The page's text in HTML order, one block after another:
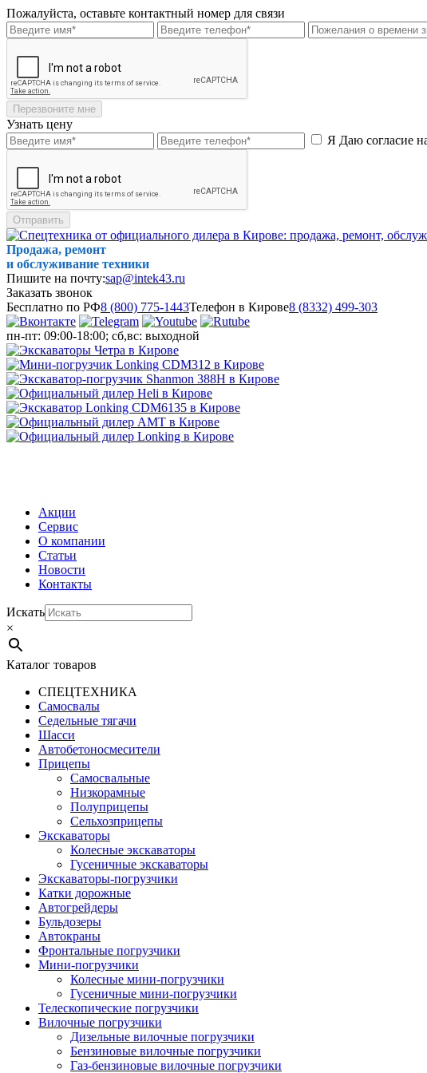
Пожалуйста, оставьте контактный номер для связи
Перезвоните мне
Узнать цену
Я Даю согласие
Отправить
Продажа, ремонт
и обслуживание техники
Пишите на почту:sap@intek43.ru
Заказать звонок
Бесплатно по РФ8 (800) 775-1443Телефон в Кирове8 (8332) 499-303
пн-пт: 09:00-18:00; сб,вс: выходной
Акции
Сервис
О компании
Статьи
Новости
Контакты
Искать
×
Каталог товаров
СПЕЦТЕХНИКА
Самосвалы
Седельные тягачи
Шасси
Автобетоно­смесители
Прицепы
Самосвальные
Низкорамные
Полуприцепы
Сельхозприцепы
Экскаваторы
Колесные экскаваторы
Гусеничные экскаваторы
Экскаваторы-погрузчики
Катки дорожные
Автогрейдеры
Бульдозеры
Автокраны
Фронтальные погрузчики
Мини-погрузчики
Колесные мини-погрузчики
Гусеничные мини-погрузчики
Телескопические погрузчики
Вилочные погрузчики
Дизельные вилочные погрузчики
Бензиновые вилочные погрузчики
Газ-бензиновые вилочные погрузчики